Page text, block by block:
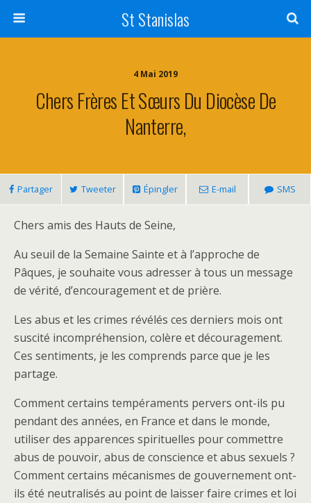
St Stanislas
4 Mai 2019
Chers Frères Et Sœurs Du Diocèse De
Nanterre,
Partager Tweeter Épingler E-mail SMS
Chers amis des Hauts de Seine,
Au seuil de la Semaine Sainte et à l’approche de
Pâques, je souhaite vous adresser à tous un message
de vérité, d’encouragement et de prière.
Les abus et les crimes révélés ces derniers mois ont
suscité incompréhension, colère et découragement.
Ces sentiments, je les comprends parce que je les
partage.
Comment certains tempéraments pervers ont-ils pu
pendant des années, en France et dans le monde,
utiliser des apparences spirituelles pour commettre
abus de pouvoir, abus de conscience et abus sexuels ?
Comment certains mécanismes de gouvernement ont-
ils été neutralisés au point de laisser faire crimes et loi